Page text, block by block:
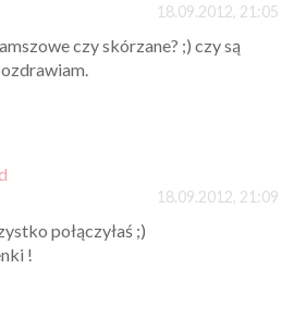
18.09.2012, 21:05
czy skórzane? ;) czy są
18.09.2012, 21:09
połączyłaś ;)
!